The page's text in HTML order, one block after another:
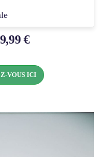
€
VOUS ICI